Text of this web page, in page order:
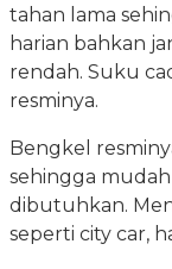
tahan lama
harian bahkan
rendah. Suku
resminya.
Bengkel
sehingga
dibutuhkan.
seperti city car,